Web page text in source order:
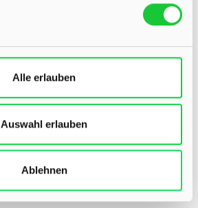
Alle erlauben
Auswahl erlauben
Ablehnen
5
ZIMMER